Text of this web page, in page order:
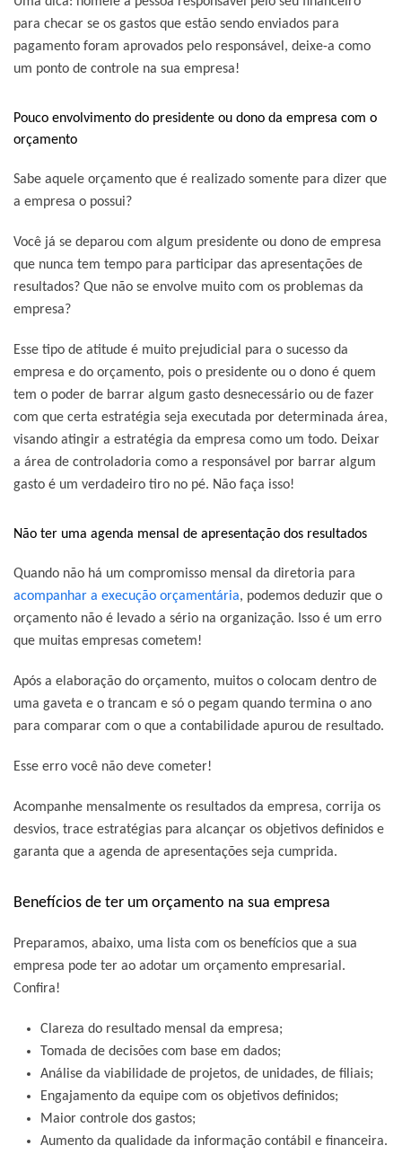
para checar se os gastos que estão sendo enviados para
pagamento foram aprovados pelo responsável, deixe-a como
um ponto de controle na sua empresa!
Pouco envolvimento do presidente ou dono da empresa com o
orçamento
Sabe aquele orçamento que é realizado somente para dizer que
a empresa o possui?
Você já se deparou com algum presidente ou dono de empresa
que nunca tem tempo para participar das apresentações de
resultados? Que não se envolve muito com os problemas da
empresa?
Esse tipo de atitude é muito prejudicial para o sucesso da
empresa e do orçamento, pois o presidente ou o dono é quem
tem o poder de barrar algum gasto desnecessário ou de fazer
com que certa estratégia seja executada por determinada área,
visando atingir a estratégia da empresa como um todo. Deixar
a área de controladoria como a responsável por barrar algum
gasto é um verdadeiro tiro no pé. Não faça isso!
Não ter uma agenda mensal de apresentação dos resultados
Quando não há um compromisso mensal da diretoria para
acompanhar a execução orçamentária, podemos deduzir que o
orçamento não é levado a sério na organização. Isso é um erro
que muitas empresas cometem!
Após a elaboração do orçamento, muitos o colocam dentro de
uma gaveta e o trancam e só o pegam quando termina o ano
para comparar com o que a contabilidade apurou de resultado.
Esse erro você não deve cometer!
Acompanhe mensalmente os resultados da empresa, corrija os
desvios, trace estratégias para alcançar os objetivos definidos e
garanta que a agenda de apresentações seja cumprida.
Benefícios de ter um orçamento na sua empresa
Preparamos, abaixo, uma lista com os benefícios que a sua
empresa pode ter ao adotar um orçamento empresarial.
Confira!
Clareza do resultado mensal da empresa;
Tomada de decisões com base em dados;
Análise da viabilidade de projetos, de unidades, de filiais;
Engajamento da equipe com os objetivos definidos;
Maior controle dos gastos;
Aumento da qualidade da informação contábil e financeira.